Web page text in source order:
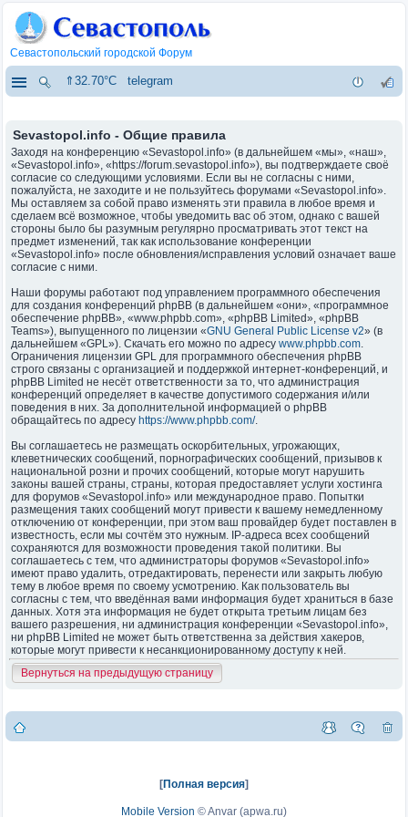
Севастопольский городской Форум
⇑32.70°C telegram
Sevastopol.info - Общие правила
Заходя на конференцию «Sevastopol.info» (в дальнейшем «мы», «наш»,
«Sevastopol.info», «https://forum.sevastopol.info»), вы подтверждаете своё
согласие со следующими условиями. Если вы не согласны с ними,
пожалуйста, не заходите и не пользуйтесь форумами «Sevastopol.info».
Мы оставляем за собой право изменять эти правила в любое время и
сделаем всё возможное, чтобы уведомить вас об этом, однако с вашей
стороны было бы разумным регулярно просматривать этот текст на
предмет изменений, так как использование конференции
«Sevastopol.info» после обновления/исправления условий означает ваше
согласие с ними.
Наши форумы работают под управлением программного обеспечения
для создания конференций phpBB (в дальнейшем «они», «программное
обеспечение phpBB», «www.phpbb.com», «phpBB Limited», «phpBB
Teams»), выпущенного по лицензии «GNU General Public License v2» (в
дальнейшем «GPL»). Скачать его можно по адресу www.phpbb.com.
Ограничения лицензии GPL для программного обеспечения phpBB
строго связаны с организацией и поддержкой интернет-конференций, и
phpBB Limited не несёт ответственности за то, что администрация
конференций определяет в качестве допустимого содержания и/или
поведения в них. За дополнительной информацией о phpBB
обращайтесь по адресу https://www.phpbb.com/.
Вы соглашаетесь не размещать оскорбительных, угрожающих,
клеветнических сообщений, порнографических сообщений, призывов к
национальной розни и прочих сообщений, которые могут нарушить
законы вашей страны, страны, которая предоставляет услуги хостинга
для форумов «Sevastopol.info» или международное право. Попытки
размещения таких сообщений могут привести к вашему немедленному
отключению от конференции, при этом ваш провайдер будет поставлен в
известность, если мы сочтём это нужным. IP-адреса всех сообщений
сохраняются для возможности проведения такой политики. Вы
соглашаетесь с тем, что администраторы форумов «Sevastopol.info»
имеют право удалить, отредактировать, перенести или закрыть любую
тему в любое время по своему усмотрению. Как пользователь вы
согласны с тем, что введённая вами информация будет храниться в базе
данных. Хотя эта информация не будет открыта третьим лицам без
вашего разрешения, ни администрация конференции «Sevastopol.info»,
ни phpBB Limited не может быть ответственна за действия хакеров,
которые могут привести к несанкционированному доступу к ней.
Вернуться на предыдущую страницу
[Полная версия]
Mobile Version ©Anvar (apwa.ru)